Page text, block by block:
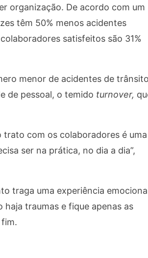
organização. De acordo com um
têm 50% menos acidentes
satisfeitos são 31%
menor de acidentes de
de pessoal, o temido turnover,
trato com os colaboradores é uma
ser na prática, no dia a dia”,
traga uma experiência
traumas e fique apenas as